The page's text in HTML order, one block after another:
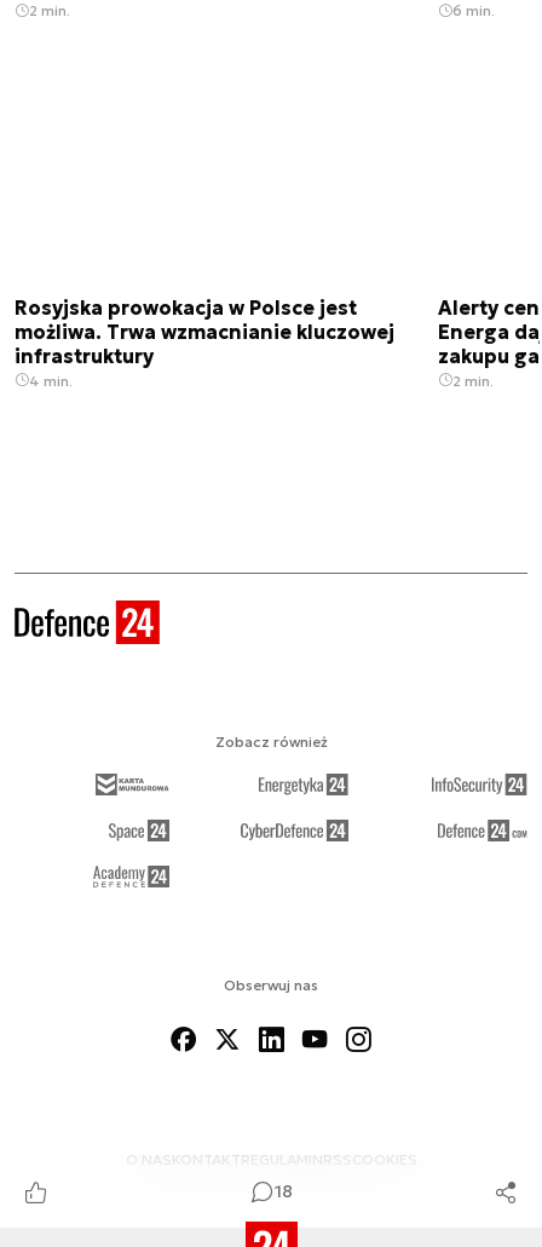
18
2 min. 6 min.
Rosyjska prowokacja w Polsce jest
możliwa. Trwa wzmacnianie kluczowej
infrastruktury
4 min.
Alerty
Energa
zakupu
2 min.
Obserwuj nas
O NAS KONTAKTREGULAMINRSS COOKIES
Zobacz również